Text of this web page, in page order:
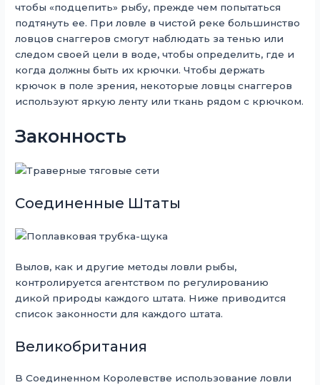
чтобы «подцепить» рыбу, прежде чем попытаться
подтянуть ее. При ловле в чистой реке большинство
ловцов снаггеров смогут наблюдать за тенью или
следом своей цели в воде, чтобы определить, где и
когда должны быть их крючки. Чтобы держать
крючок в поле зрения, некоторые ловцы снаггеров
используют яркую ленту или ткань рядом с крючком.
Законность
Соединенные Штаты
Вылов, как и другие методы ловли рыбы,
контролируется агентством по регулированию
дикой природы каждого штата. Ниже приводится
список законности для каждого штата.
Великобритания
В Соединенном Королевстве использование ловли